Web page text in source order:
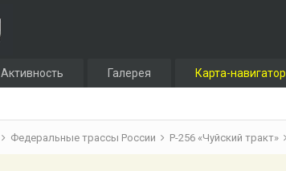
Активность Галерея Карта-навигатор
Федеральные трассы России Р-256 «Чуйский тракт»